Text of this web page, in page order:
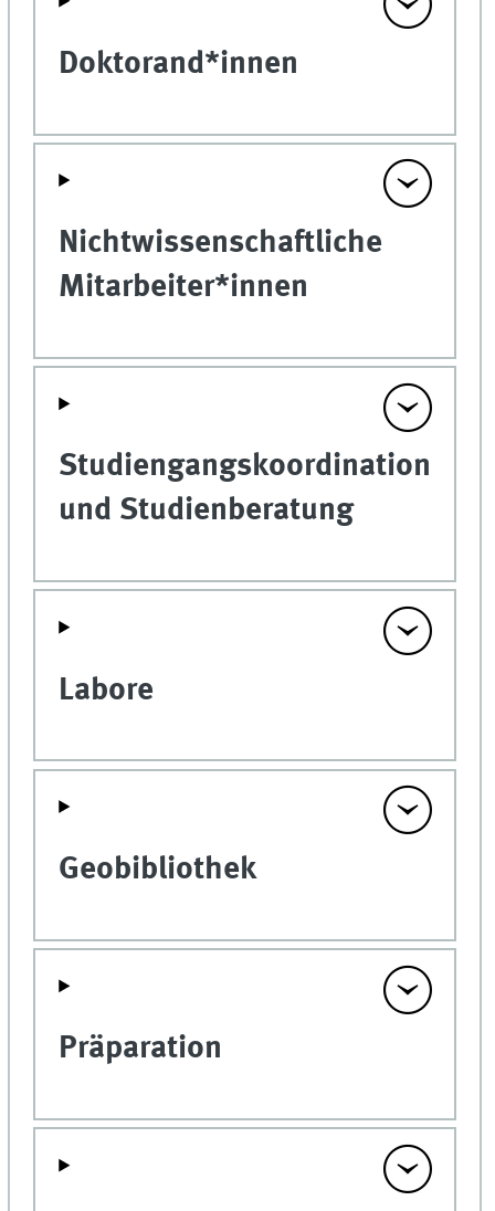
Doktorand*innen
Nichtwissenschaftliche
Mitarbeiter*innen
Studiengangskoordination
und Studienberatung
Labore
Geobibliothek
Präparation